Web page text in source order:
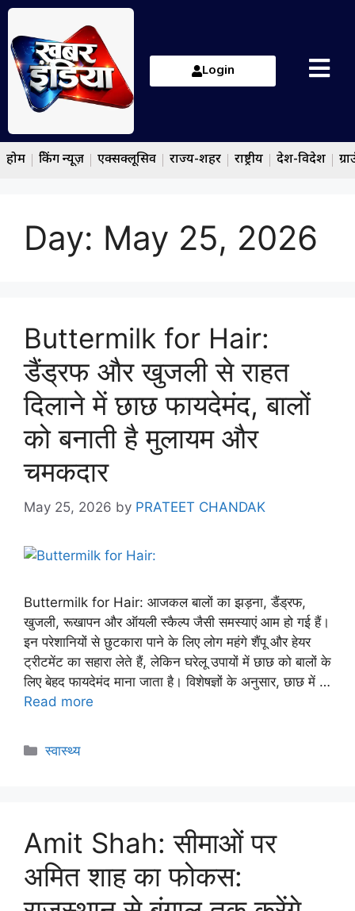
Login
होम ब्रेकिंग न्यूज़ एक्सक्लूसिव राज्य-शहर राष्ट्रीय देश-विदेश
Day: May 25, 2026
Buttermilk for Hair:
डैंड्रफ और खुजली से राहत
दिलाने में छाछ फायदेमंद, बालों
को बनाती है मुलायम और
चमकदार
May 25, 2026 by PRATEET CHANDAK
Buttermilk for Hair: आजकल बालों का झड़ना, डैंड्रफ,
खुजली, रूखापन और ऑयली स्कैल्प जैसी समस्याएं आम हो गई हैं।
इन परेशानियों से छुटकारा पाने के लिए लोग महंगे शैंपू और हेयर
ट्रीटमेंट का सहारा लेते हैं, लेकिन घरेलू उपायों में छाछ को बालों के
लिए बेहद फायदेमंद माना जाता है। विशेषज्ञों के अनुसार, छाछ में …
Read more
स्वास्थ्य
Amit Shah: सीमाओं पर
अमित शाह का फोकस: